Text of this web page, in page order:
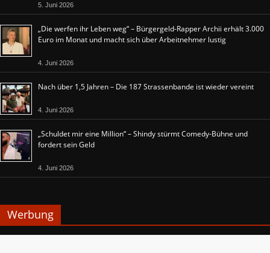
5. Juni 2026
„Die werfen ihr Leben weg“ – Bürgergeld-Rapper Archii erhält 3.000
Euro im Monat und macht sich über Arbeitnehmer lustig
4. Juni 2026
Nach über 1,5 Jahren – Die 187 Strassenbande ist wieder vereint
4. Juni 2026
„Schuldet mir eine Million“ – Shindy stürmt Comedy-Bühne und
fordert sein Geld
4. Juni 2026
Werbung